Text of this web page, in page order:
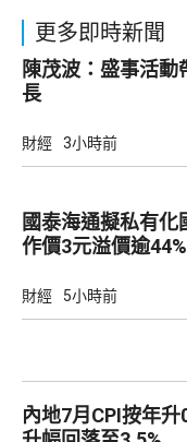
更多即時新聞
陳茂波：盛事活動
長
財經 3小時前
國泰海通擬私有
作價3元溢價逾44%
財經 5小時前
內地7月CPI按年